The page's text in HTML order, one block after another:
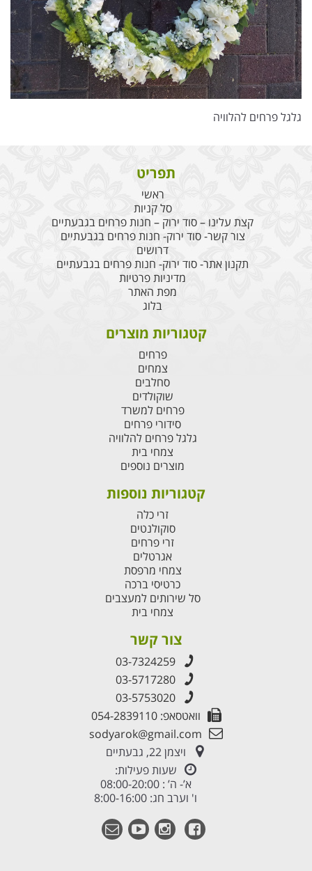
גלגל פרחים להלוויה
תפריט
ראשי
סל קניות
קצת עלינו – סוד ירוק – חנות פרחים בגבעתיים
צור קשר- סוד ירוק- חנות פרחים בגבעתיים
דרושים
תקנון אתר- סוד ירוק- חנות פרחים בגבעתיים
מדיניות פרטיות
מפת האתר
בלוג
קטגוריות מוצרים
פרחים
צמחים
סחלבים
שוקולדים
פרחים למשרד
סידורי פרחים
גלגל פרחים להלוויה
צמחי בית
מוצרים נוספים
קטגוריות נוספות
זרי כלה
סוקולנטים
זרי פרחים
אגרטלים
צמחי מרפסת
כרטיסי ברכה
סל שירותים למעצבים
צמחי בית
צור קשר
03-7324259
03-5717280
03-5753020
וואטסאפ: 054-2839110
sodyarok@gmail.com
ויצמן 22, גבעתיים
שעות פעילות:
א’- ה’ : 08:00-20:00
ו' וערב חג: 8:00-16:00